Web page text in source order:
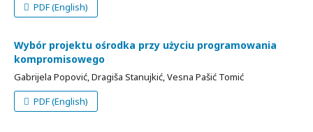
PDF (English)
Wybór projektu ośrodka przy użyciu programowania
kompromisowego
Gabrijela Popović, Dragiša Stanujkić, Vesna Pašić Tomić
PDF (English)